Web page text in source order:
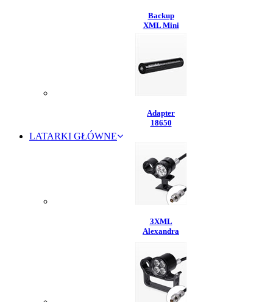
Backup
XML Mini
Adapter
18650
LATARKI GŁÓWNE
3XML
Alexandra